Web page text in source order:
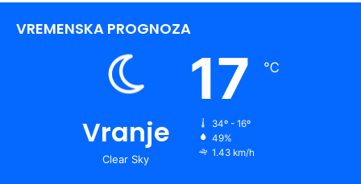
VREMENSKA PROGNOZA
Vranje
Clear Sky
17 ℃
34º - 16º
49%
1.43 km/h